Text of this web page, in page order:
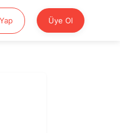
Giriş Yap Üye Ol